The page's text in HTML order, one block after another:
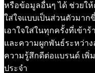
หรือข้อมูลอื่นๆ ได้ ช่วยใ
ใส่ใจแบบเป็นส่วนตัวมา
เอาใจใส่ในทุกครั้งที่เข้
และความผูกพันธ์ระหว่า
ความรู้สึกดีต่อแบรนด์ เพิ่
ประจำ